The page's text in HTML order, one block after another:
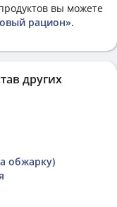
вы можете
рацион».
других
обжарку)